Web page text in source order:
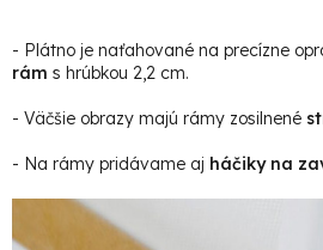
- Plátno je naťahované na precízne
rám s hrúbkou 2,2 cm.
- Väčšie obrazy majú rámy zosilnené
- Na rámy pridávame aj háčiky na